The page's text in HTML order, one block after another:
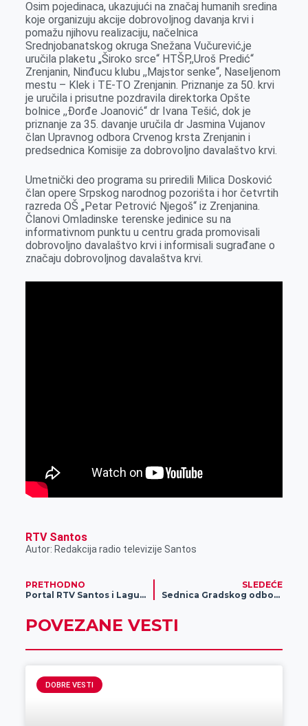
Osim pojedinaca, ukazujući na značaj humanih sredina
koje organizuju akcije dobrovoljnog davanja krvi i
pomažu njihovu realizaciju, načelnica
Srednjobanatskog okruga Snežana Vučurević,je
uručila plaketu „Široko srce“ HTŠP,,Uroš Predić“
Zrenjanin, Ninđucu klubu ,,Majstor senke“, Naseljenom
mestu – Klek i TE-TO Zrenjanin. Priznanje za 50. krvi
je uručila i prisutne pozdravila direktorka Opšte
bolnice ,,Đorđe Joanović“ dr Ivana Tešić, dok je
priznanje za 35. davanje uručila dr Jasmina Vujanov
član Upravnog odbora Crvenog krsta Zrenjanin i
predsednica Komisije za dobrovoljno davalaštvo krvi.
Umetnički deo programa su priredili Milica Dosković
član opere Srpskog narodnog pozorišta i hor četvrtih
razreda OŠ „Petar Petrović Njegoš“ iz Zrenjanina.
Članovi Omladinske terenske jedinice su na
informativnom punktu u centru grada promovisali
dobrovoljno davalaštvo krvi i informisali sugrađane o
značaju dobrovoljnog davalaštva krvi.
RTV Santos
Autor: Redakcija radio televizije Santos
PRETHODNO
Portal RTV Santos i Laguna poklanjaju knjigu „Pijev život“
SLEDEĆE
Sednica Gradskog odbora SNS
POVEZANE VESTI
DOBRE VESTI